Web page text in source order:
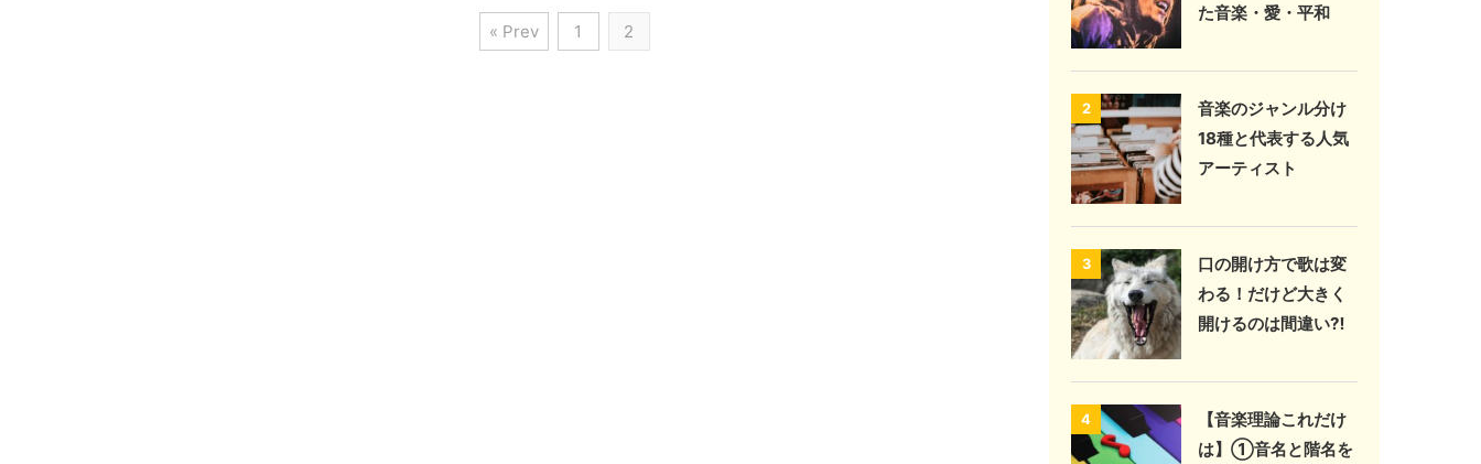
« Prev 1 2
た音楽・愛・平和
2
音楽のジャンル分け
18種と代表する人気
アーティスト
3
口の開け方で歌は変
わる！だけど大きく
開けるのは間違い⁈
4
【音楽理論これだけ
は】①音名と階名を